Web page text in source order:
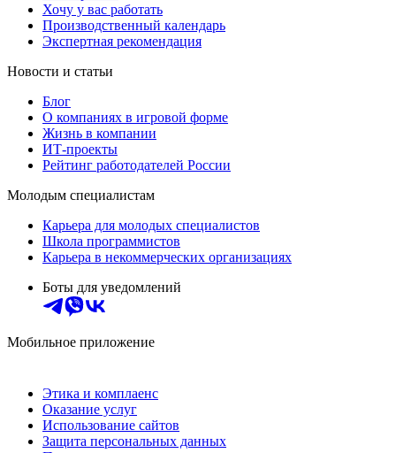
Хочу у вас работать
Производственный календарь
Экспертная рекомендация
Новости и статьи
Блог
О компаниях в игровой форме
Жизнь в компании
ИТ-проекты
Рейтинг работодателей России
Молодым специалистам
Карьера для молодых специалистов
Школа программистов
Карьера в некоммерческих организациях
Боты для уведомлений
Мобильное приложение
Этика и комплаенс
Оказание услуг
Использование сайтов
Защита персональных данных